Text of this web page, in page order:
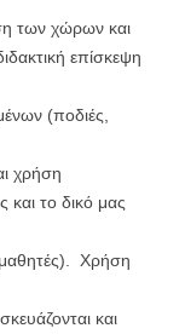
των χώρων και
επίσκεψη
(ποδιές,
χρήση
και το δικό μας
Χρήση
και